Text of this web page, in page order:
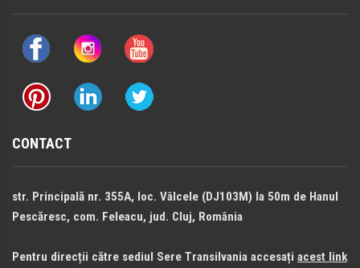
CONTACT
str. Principală nr. 355A, loc. Vâlcele (DJ103M) la 50m de Hanul
Pescăresc, com. Feleacu, jud. Cluj, România
Pentru direcții către sediul Sere Transilvania accesați acest link